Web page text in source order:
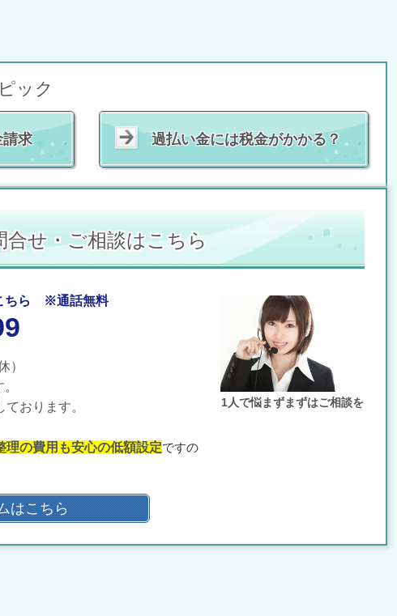
ック
求 過払い金には税金がかかる？
合せ・ご相談はこちら
1人で悩まずまずはご相談を
ちら ※通話無料
）
おります。
理の費用も安心の低額設定ですの
はこちら